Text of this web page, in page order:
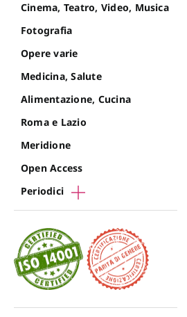
Cinema, Teatro, Video, Musica
Fotografia
Opere varie
Medicina, Salute
Alimentazione, Cucina
Roma e Lazio
Meridione
Open Access
Periodici